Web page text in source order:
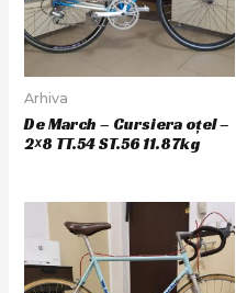
Arhiva
De March – Cursiera oțel –
2×8 TT.54 ST.56 11.87kg